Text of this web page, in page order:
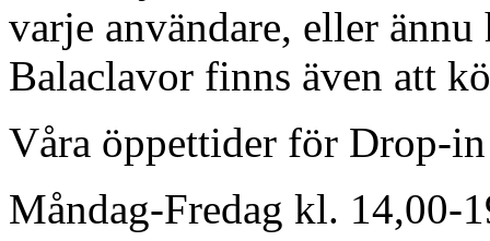
varje användare, eller
Balaclavor finns även att
Våra öppettider för Drop-
Måndag-Fredag kl. 14,00-